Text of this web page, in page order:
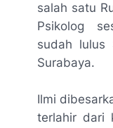
salah satu
Psikolog
sudah lulus
Surabaya.
Ilmi
terlahir dari